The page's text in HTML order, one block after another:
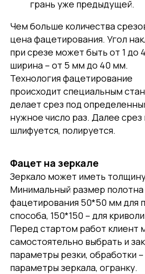
грань уже предыдущей.
Чем больше количества
цена фацетирования. Угол
при срезе может быть от 1 до
ширина – от 5 мм до 40 мм.
Технология фацетирование
происходит специальным
делает срез под
нужное число раз. Далее срез
шлифуется, полируется.
Фацет на зеркале
Зеркало может иметь
Минимальный размер полотна
фацетирования 50*50 мм для
способа, 150*150 – для
Перед стартом работ клиент
самостоятельно выбрать и
параметры резки, обработки
параметры зеркала, огранку.